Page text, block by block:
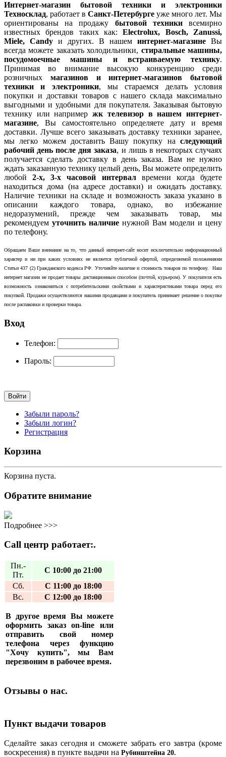
Интернет-магазин бытовой техники и электроники
Техносклад, работает в Санкт-Петербурге уже много лет. Мы
ориентированы на продажу бытовой техникивсемирно
известных брендов таких как:Electrolux, Bosch, Zanussi,
Miele, Candy и других. В нашем интернет-магазине Вы
всегда можете заказать холодильники, стиральные машины,
посудомоечные машины и встраиваемую технику.
Принимая во внимание высокую конкуренцию среди
розничных магазинов и интернет-магазинов бытовой
техники и электроники, мы стараемся делать условия
покупки и доставки товаров с нашего склада максимально
выгодными и удобными для покупателя. Заказывая бытовую
технику или напримержк телевизор в нашем интернет-
магазине, Вы самостоятельно определяете дату и время
доставки. Лучше всего заказывать доставку техники заранее,
мы легко можем доставить Вашу покупку на следующий
рабочий день после дня заказа, и лишь в некоторых случаях
получается сделать доставку в день заказа. Вам не нужно
ждать заказанную технику целый день, Вы можете определить
любой2-х, 3-х часовой интервалвремени когда будете
находиться дома (на адресе доставки) и ожидать доставку.
Наличие техники на складе и возможность заказа указано в
описании каждого товара, однако, во избежание
недоразумений, прежде чем заказывать товар, мы
рекомендуем уточнить наличие нужной Вам модели и цену
по телефону.
Обращаем Ваше внимание на то, что данный интернет-сайт носит исключительно информационный
характер и ни при каких условиях не является публичной офертой, определяемой положениями
Статьи 437 (2) Гражданского кодекса РФ. Уточняйте наличие и стоимость товаров по телефону. Наш
интернет магазин не продает товары дистанционным способом (почтой, курьером). У покупателя есть
возможность ознакомиться с потребительскими свойствами и характеристиками товара перед его
покупкой. Продажи осуществляются нашими продавцами и покупатель принимает решение о покупке
после распаковки и проверки товара.
Вход
Телефон:
Пароль:
Забыли пароль?
Забыли логин?
Регистрация
Корзина
Корзина пуста.
Обратите внимание
Подробнее >>>
Call центр работает:.
Пн.-
Пт.
С 10:00 до 21:00
Сб.
С 11:00 до 18:00
Вс.
С 12:00 до 18:00
В другое время Вы можете
оформить заказ on-line или
отправить свой номер
телефона через функцию
"Хочу купить", мы Вам
перезвоним в рабочее время.
Отзывы о нас.
Пункт выдачи товаров
Сделайте заказ сегодня и сможете забрать его завтра (кроме
воскресения) в пункте выдачи на Рубинштейна 20.